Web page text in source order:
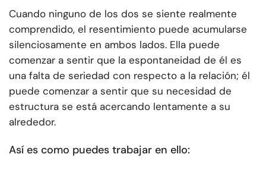
Cuando ninguno de los dos se siente realmente
comprendido, el resentimiento puede acumularse
silenciosamente en ambos lados. Ella puede
comenzar a sentir que la espontaneidad de él es
una falta de seriedad con respecto a la relación; él
puede comenzar a sentir que su necesidad de
estructura se está acercando lentamente a su
alrededor.
Así es como puedes trabajar en ello: